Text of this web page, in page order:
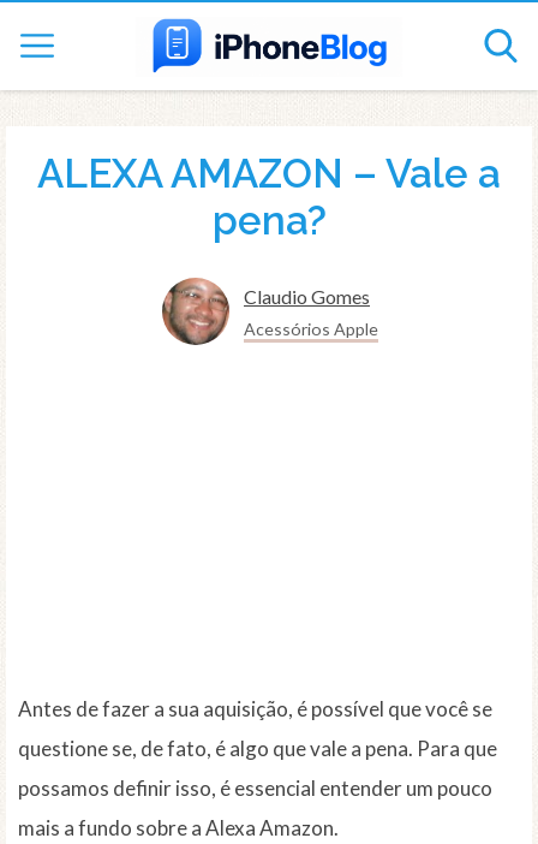
ALEXA AMAZON – Vale a
pena?
Claudio Gomes
Acessórios Apple
Antes de fazer a sua aquisição, é possível que você se
questione se, de fato, é algo que vale a pena. Para que
possamos definir isso, é essencial entender um pouco
mais a fundo sobre a Alexa Amazon.